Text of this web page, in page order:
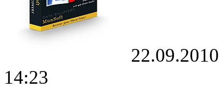
22.09.2010
14:23